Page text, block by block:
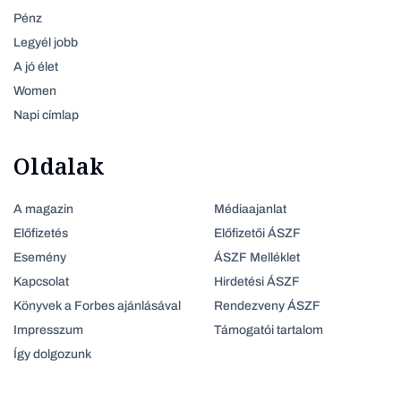
Pénz
Legyél jobb
A jó élet
Women
Napi címlap
Oldalak
A magazin
Előfizetés
Esemény
Kapcsolat
Könyvek a Forbes ajánlásával
Impresszum
Így dolgozunk
Médiaajanlat
Előfizetői ÁSZF
ÁSZF Melléklet
Hirdetési ÁSZF
Rendezveny ÁSZF
Támogatói tartalom